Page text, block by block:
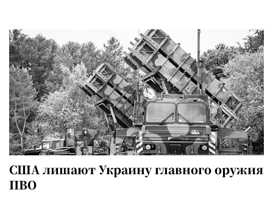
США лишают Украину главного оружия
ПВО